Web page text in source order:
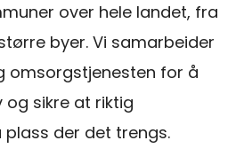
over hele landet, fra
byer. Vi samarbeider
omsorgstjenesten for å
og sikre at riktig
der det trengs.